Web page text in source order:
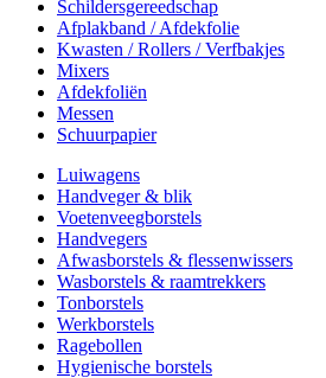
Schildersgereedschap
Afplakband / Afdekfolie
Kwasten / Rollers / Verfbakjes
Mixers
Afdekfoliën
Messen
Schuurpapier
Luiwagens
Handveger & blik
Voetenveegborstels
Handvegers
Afwasborstels & flessenwissers
Wasborstels & raamtrekkers
Tonborstels
Werkborstels
Ragebollen
Hygienische borstels